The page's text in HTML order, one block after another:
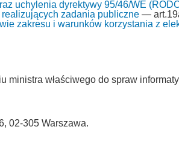
uchylenia dyrektywy 95/46/WE
zadania publiczne —
zakresu i warunków korzystania z
właściwego do spraw
02-305 Warszawa.